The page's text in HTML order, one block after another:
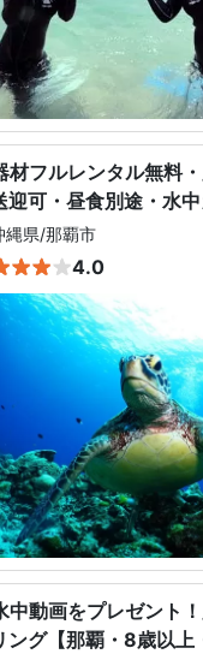
フルレンタル無料
迎可・昼食別途・水
縄県/那覇市
4.0
動画をプレゼント
ング【那覇・8歳以上